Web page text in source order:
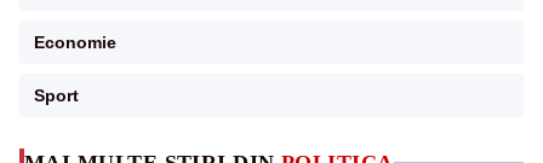
Economie
Sport